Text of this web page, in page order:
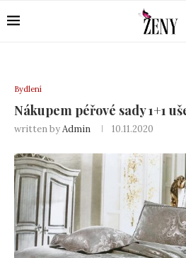
Bydlení
Nákupem péřové sady 1+1
written byAdmin 10.11.2020